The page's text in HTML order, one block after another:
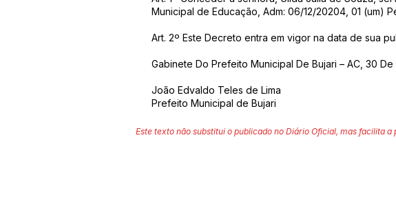
Municipal de Educação, Adm: 06/12/20204, 01 (um)
Art. 2º Este Decreto entra em vigor na data de sua
Gabinete Do Prefeito Municipal De Bujari – AC, 30 De
João Edvaldo Teles de Lima
Prefeito Municipal de Bujari
Este texto não substitui o publicado no Diário Oficial, mas facilita